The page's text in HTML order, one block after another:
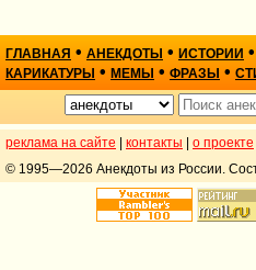
ГЛАВНАЯ • АНЕКДОТЫ • ИСТОРИИ •
КАРИКАТУРЫ • МЕМЫ • ФРАЗЫ •
реклама на сайте контакты о проекте
© 1995—2026 Анекдоты из России.